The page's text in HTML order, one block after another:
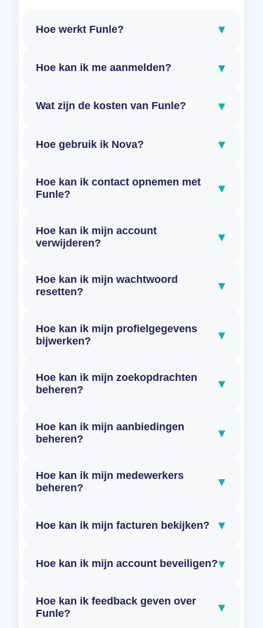
Hoe werkt Funle? ▾
Hoe kan ik me aanmelden? ▾
Wat zijn de kosten van Funle? ▾
Hoe gebruik ik Nova? ▾
Hoe kan ik contact opnemen met
Funle?
▾
Hoe kan ik mijn account
verwijderen?
▾
Hoe kan ik mijn wachtwoord
resetten?
▾
Hoe kan ik mijn profielgegevens
bijwerken?
▾
Hoe kan ik mijn zoekopdrachten
beheren?
▾
Hoe kan ik mijn aanbiedingen
beheren?
▾
Hoe kan ik mijn medewerkers
beheren?
▾
Hoe kan ik mijn facturen bekijken? ▾
Hoe kan ik mijn account beveiligen?▾
Hoe kan ik feedback geven over
Funle?
▾